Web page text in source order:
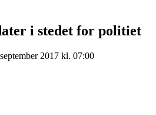
i stedet for politiet
2017 kl. 07:00